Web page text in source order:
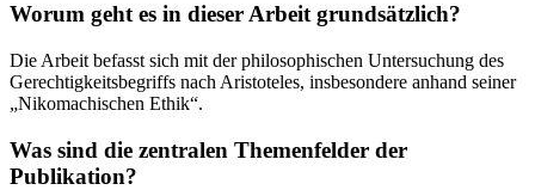
Worum geht es in dieser Arbeit grundsätzlich?
Die Arbeit befasst sich mit der philosophischen Untersuchung des
Gerechtigkeitsbegriffs nach Aristoteles, insbesondere anhand seiner
„Nikomachischen Ethik“.
Was sind die zentralen Themenfelder der
Publikation?